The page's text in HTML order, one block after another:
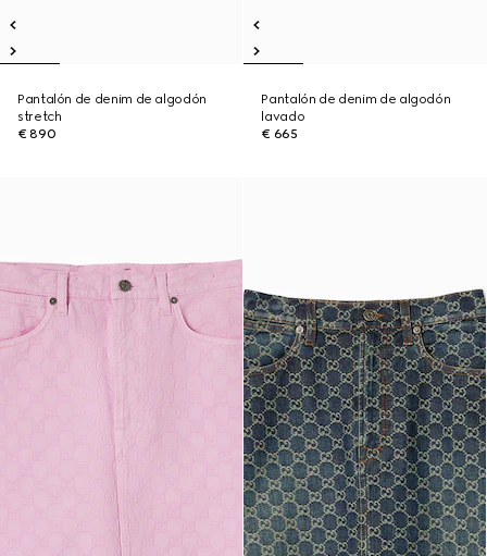
Pantalón de denim de algodón
stretch
€ 890
Pantalón de denim de algodón
lavado
€ 665